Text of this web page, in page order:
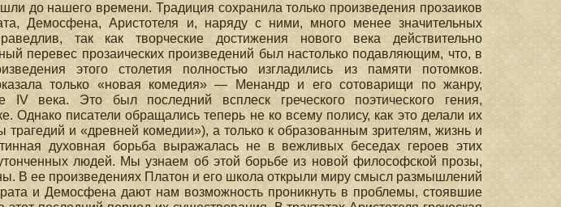
до нашего времени. Традиция сохранила только произведения прозаиков
Демосфена, Аристотеля и, наряду с ними, много менее значительных
так как творческие достижения нового века действительно
перевес прозаических произведений был настолько подавляющим, что, в
этого столетия полностью изгладились из памяти потомков.
только «новая комедия» — Менандр и его сотоварищи по жанру,
века. Это был последний всплеск греческого поэтического гения,
Однако писатели обращались теперь не ко всему полису, как это делали их
трагедий и «древней комедии»), а только к образованным зрителям, жизнь и
духовная борьба выражалась не в вежливых беседах героев этих
людей. Мы узнаем об этой борьбе из новой философской прозы,
В ее произведениях Платон и его школа открыли миру смысл размышлений
и Демосфена дают нам возможность проникнуть в проблемы, стоявшие